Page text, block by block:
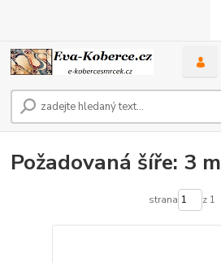
Požadovaná šíře: 3 m
strana z 1